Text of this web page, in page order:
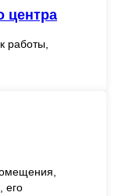
центра
работы,
его